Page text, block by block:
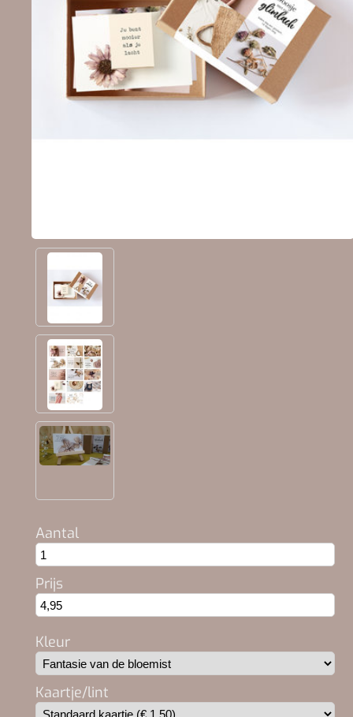
Aantal
Prijs
Kleur
Kaartje/lint